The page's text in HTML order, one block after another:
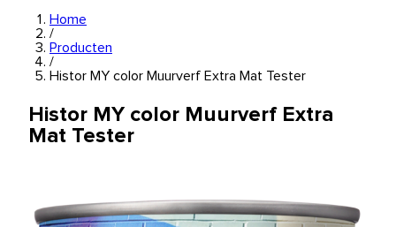
Home
/
Producten
/
Histor MY color Muurverf Extra Mat Tester
Histor MY color Muurverf Extra
Mat Tester